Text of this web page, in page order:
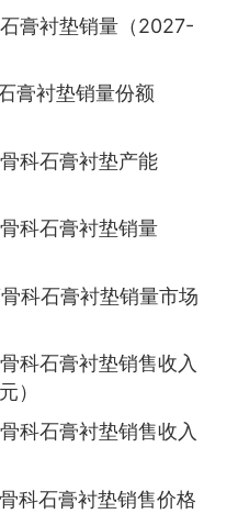
膏衬垫销量（2027-
膏衬垫销量份额
科石膏衬垫产能
科石膏衬垫销量
科石膏衬垫销量市场
科石膏衬垫销售收入
）
科石膏衬垫销售收入
科石膏衬垫销售价格